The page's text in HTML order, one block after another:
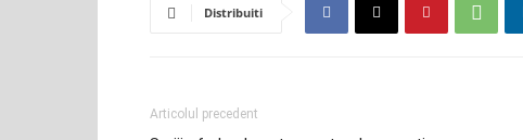
Distribuiti
Articolul precedent